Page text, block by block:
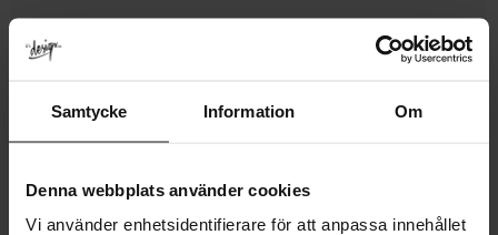
Samtycke Information Om
Denna webbplats använder cookies
Vi använder enhetsidentifierare för att anpassa innehållet
MÅTT
MER INFO